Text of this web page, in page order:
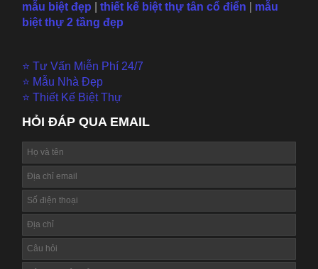
mẫu biệt đẹp thiết kế biệt thự tân cổ điển
mẫu
biệt thự 2 tầng đẹp
⭐ Tư Vấn Miễn Phí 24/7
⭐ Mẫu Nhà Đẹp
⭐ Thiết Kế Biệt Thự
HỎI ĐÁP QUA EMAIL